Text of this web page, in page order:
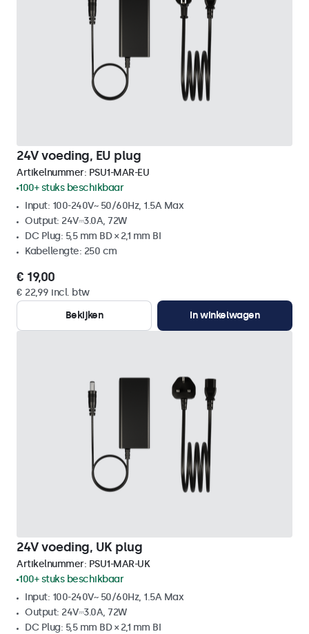
24V voeding, EU plug
Artikelnummer: PSU1-MAR-EU
100+ stuks beschikbaar
Input: 100-240V~ 50/60Hz, 1.5A Max
Output: 24V⎓3.0A, 72W
DC Plug: 5,5 mm BD × 2,1 mm BI
Kabellengte: 250 cm
€ 19,00
€ 22,99 incl. btw
Bekijken
In winkelwagen
24V voeding, UK plug
Artikelnummer: PSU1-MAR-UK
100+ stuks beschikbaar
Input: 100-240V~ 50/60Hz, 1.5A Max
Output: 24V⎓3.0A, 72W
DC Plug: 5,5 mm BD × 2,1 mm BI